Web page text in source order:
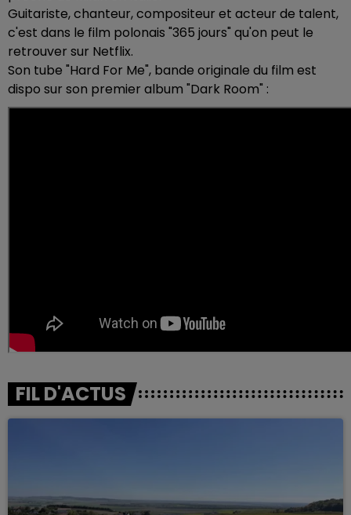
Guitariste, chanteur, compositeur et acteur de talent,
c'est dans le film polonais "365 jours" qu'on peut le
retrouver sur Netflix.
Son tube "Hard For Me", bande originale du film est
dispo sur son premier album "Dark Room" :
FIL D'ACTUS